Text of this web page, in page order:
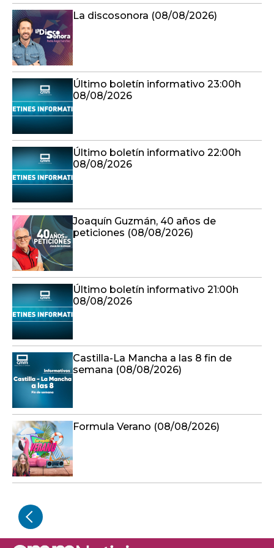
La discosonora (08/08/2026)
Último boletín informativo 23:00h
08/08/2026
Último boletín informativo 22:00h
08/08/2026
Joaquín Guzmán, 40 años de
peticiones (08/08/2026)
Último boletín informativo 21:00h
08/08/2026
Castilla-La Mancha a las 8 fin de
semana (08/08/2026)
Formula Verano (08/08/2026)